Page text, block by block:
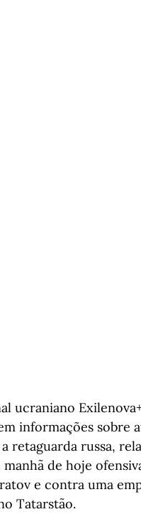
ucraniano
informações sobre
retaguarda russa,
manhã de hoje
e contra uma
Tatarstão.